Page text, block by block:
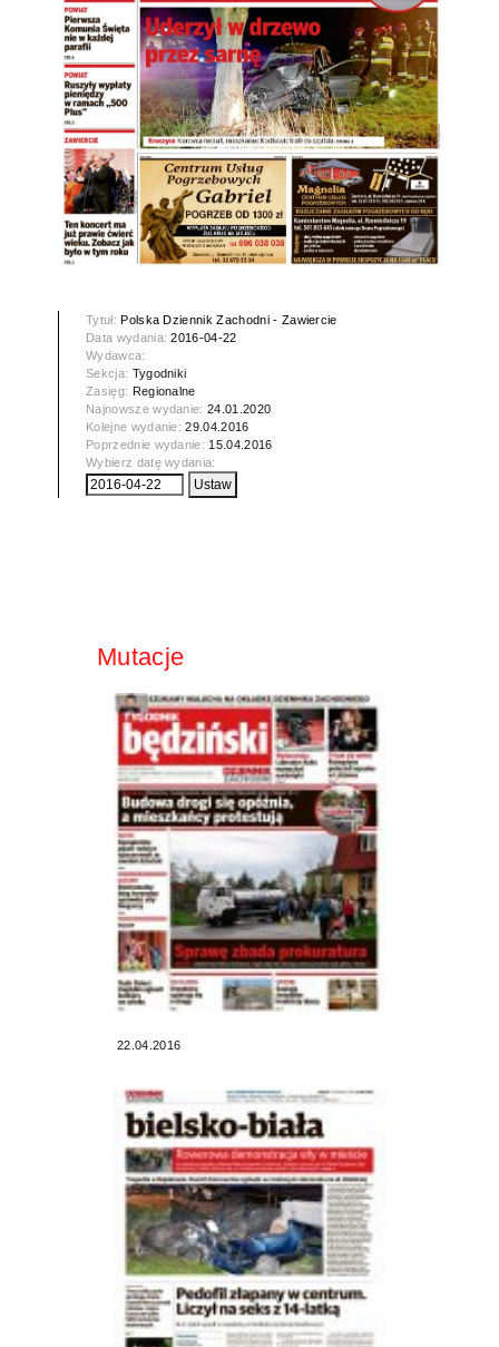
Tytuł:Polska Dziennik Zachodni - Zawiercie
Data wydania:2016-04-22
Wydawca:
Sekcja: Tygodniki
Zasięg: Regionalne
Najnowsze wydanie:24.01.2020
Kolejne wydanie:29.04.2016
Poprzednie wydanie: 15.04.2016
Wybierz datę wydania:
Mutacje
22.04.2016